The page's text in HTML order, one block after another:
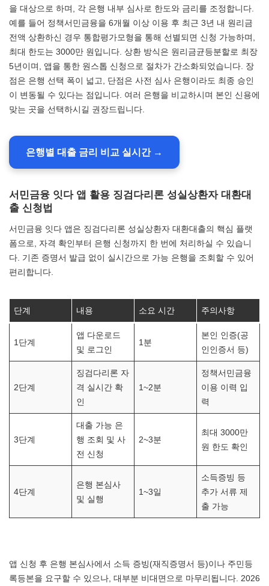
을 대상으로 하며, 각 은행 내부 심사로 한도와 금리를 조정합니다.
예를 들어 정책서민금융을 6개월 이상 이용 후 최근 3년 내 원리금
전액 상환하신 경우 통합평가모형을 통해 선별되면 신청 가능하며,
최대 한도는 3000만 원입니다. 상환 방식은 원리금균등분할로 최장
5년이며, 앱을 통한 원스톱 신청으로 절차가 간소화되었습니다. 장
점은 은행 선택 폭이 넓고, 단점은 사전 심사 은행이라도 최종 승인
이 변동될 수 있다는 점입니다. 여러 은행을 비교하시며 본인 신용에
맞는 곳을 선택하시길 권장드립니다.
은행별 대출 금리 비교 실시간 →
서민금융 잇다 앱 활용 징검다리론 성실상환자 대환대
출 신청법
서민금융 잇다 앱은 징검다리론 성실상환자 대환대출의 핵심 플랫
폼으로, 자격 확인부터 은행 신청까지 한 번에 처리하실 수 있습니
다. 기존 증명서 발급 없이 실시간으로 가능 은행을 조회할 수 있어
편리합니다.
단계 내용 소요 시간 주의사항
1단계
앱 다운로드
및 로그인
1분
본인 인증(공
인인증서 등)
2단계
징검다리론 자
격 실시간 확
인
1~2분
정책서민금융
이용 이력 입
력
3단계
대출 가능 은
행 조회 및 사
전 신청
2~3분
최대 3000만
원 한도 확인
4단계
은행 본심사
및 실행
1~3일
소득증빙 등
추가 서류 제
출 가능
앱 신청 후 은행 본심사에서 소득 증빙(재직증명서 등)이나 주민등
록등본을 요구할 수 있으나, 대부분 비대면으로 마무리됩니다. 2026